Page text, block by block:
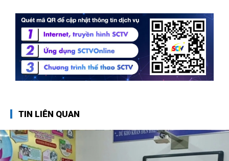
TIN LIÊN QUAN